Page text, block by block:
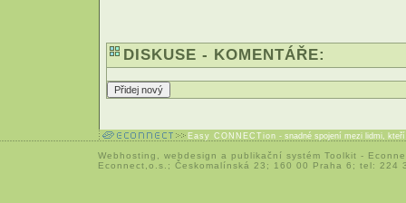
DISKUSE - KOMENTÁŘE:
Easy CONNECTion - snadné spojení mezi lidmi,
Webhosting webdesign a publikační systém Toolkit -
Econnect,o.s.; Českomalínská 23; 160 00 Praha 6; tel: 224